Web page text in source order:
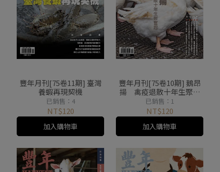
豐年月刊[75卷11期] 臺灣
養蝦再現契機
已銷售：4
NT$120
加入購物車
豐年月刊[75卷10期] 鵝昂
揚 禽疫退散十年生聚奮
起
已銷售：1
NT$120
加入購物車